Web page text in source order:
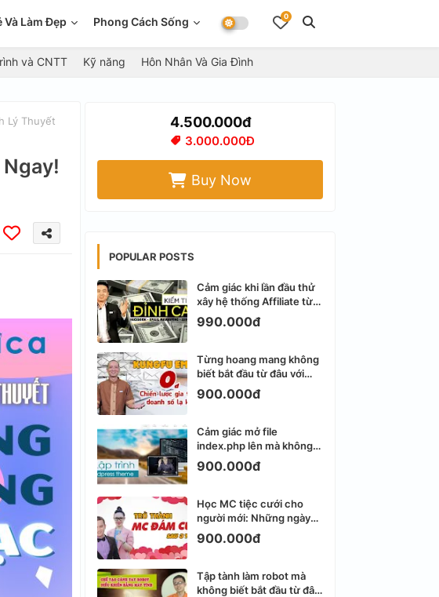
Và Làm Đẹp Phong Cách Sống 0
và CNTT Kỹ năng Hôn Nhân Và Gia Đình
Lý Thuyết
4.500.000đ
3.000.000Đ
Buy Now
POPULAR POSTS
Cảm giác khi lần đầu thử
xây hệ thống Affiliate từ
Facebook cá nhân
990.000đ
Từng hoang mang không
biết bắt đầu từ đâu với
Email Marketing
900.000đ
Cảm giác mở file
index.php lên mà không
biết viết gì tiếp theo
900.000đ
Học MC tiệc cưới cho
người mới: Những ngày
đầu thực sự khá ngợp
900.000đ
Tập tành làm robot mà
không biết bắt đầu từ đâu